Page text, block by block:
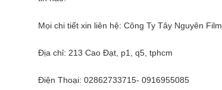
Mọi chi tiết xin liên hệ: Công Ty Tây Nguyên Film
Địa chỉ: 213 Cao Đạt, p1, q5, tphcm
Điện Thoại: 02862733715- 0916955085